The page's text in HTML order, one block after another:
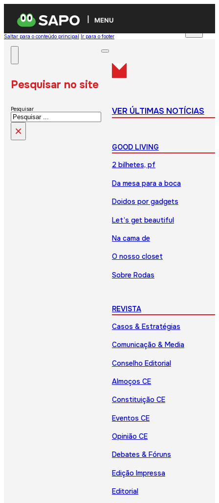
MENU
Saltar para o conteúdo principal Ir para o footer
Pesquisar no site
Pesquisar
×
VER ÚLTIMAS NOTÍCIAS
GOOD LIVING
2 bilhetes, pf
Da mesa para a boca
Doidos por gadgets
Let’s get beautiful
Na cama de
O nosso closet
Sobre Rodas
REVISTA
Casos & Estratégias
Comunicação & Media
Conselho Editorial
Almoços CE
Constituição CE
Eventos CE
Opinião CE
Debates & Fóruns
Edição Impressa
Editorial